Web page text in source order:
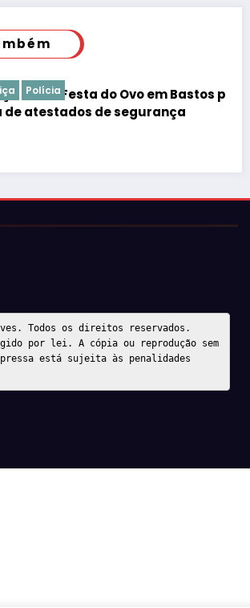
Festa do Ovo em Bastos por
de segurança
Todos os direitos reservados.
por lei. A cópia ou reprodução sem
está sujeita às penalidades